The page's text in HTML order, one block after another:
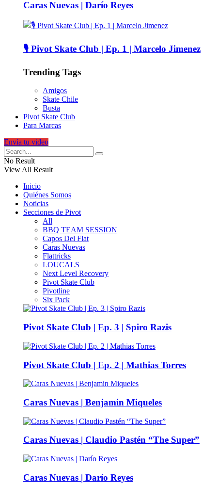
Caras Nuevas | Darío Reyes
🎙️ Pivot Skate Club | Ep. 1 | Marcelo Jimenez
Trending Tags
Amigos
Skate Chile
Busta
Pivot Skate Club
Para Marcas
Envía tu video
No Result
View All Result
Inicio
Quiénes Somos
Noticias
Secciones de Pivot
All
BBQ TEAM SESSION
Capos Del Flat
Caras Nuevas
Flattricks
LOUCALS
Next Level Recovery
Pivot Skate Club
Pivotline
Six Pack
Pivot Skate Club | Ep. 3 | Spiro Razis
Pivot Skate Club | Ep. 2 | Mathias Torres
Caras Nuevas | Benjamin Miqueles
Caras Nuevas | Claudio Pastén “The Super”
Caras Nuevas | Darío Reyes